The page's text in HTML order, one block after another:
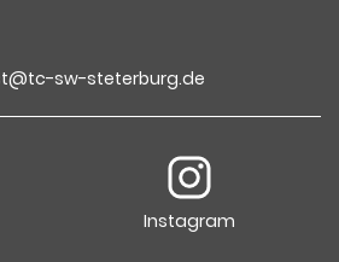
sw-steterburg.de
Instagram